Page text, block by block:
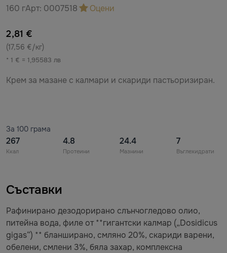
160 гАрт: 0007518 Оцени
2,81 €
(17,56 €/кг)
* 1 € = 1,95583 лв
Крем за мазане с калмари и скариди пастьоризиран.
За 100 грама
267
Ккал
4.8
Протеини
24.4
Мазнини
7
Въглехидрати
Съставки
Рафинирано дезодорирано слънчогледово олио,
питейна вода, филе от **гигантски калмар („Dosidicus
gigas“) ** бланширано, смляно 20%, скариди варени,
обелени, смлени 3%, бяла захар, комплексна